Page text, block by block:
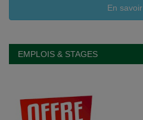
En
EMPLOIS & STAGES